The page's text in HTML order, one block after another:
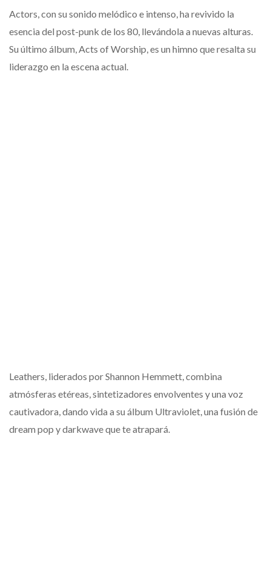
Actors, con su sonido melódico e intenso, ha revivido la
esencia del post-punk de los 80, llevándola a nuevas alturas.
Su último álbum, Acts of Worship, es un himno que resalta su
liderazgo en la escena actual.
Leathers, liderados por Shannon Hemmett, combina
atmósferas etéreas, sintetizadores envolventes y una voz
cautivadora, dando vida a su álbum Ultraviolet, una fusión de
dream pop y darkwave que te atrapará.